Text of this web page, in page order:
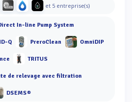
et 5 entreprise(s)
In-line Pump System
Q PreroClean OmniDIP
TRITUS
de relevage avec filtration
DSEMS®